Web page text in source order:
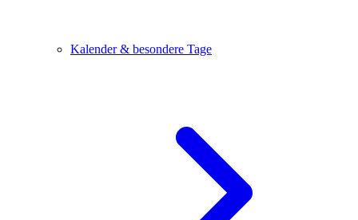
Kalender & besondere Tage